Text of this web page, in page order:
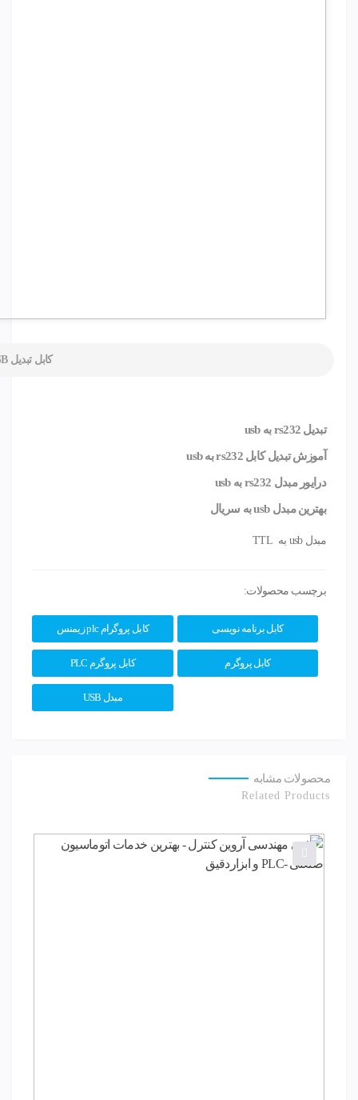
کابل تبدیل USB به سریال RS232 مدل AB125
تبدیل rs232 به usb
آموزش تبدیل کابل rs232 به usb
درایور مبدل rs232به usb
بهترینمبدل usb به سریال
مبدل usb به TTL
برچسب محصولات:
کابل برنامه نویسی کابل پروگرام plc زیمنس
کابل پروگرم کابل پروگرم PLC
مبدل USB
محصولات مشابه
Related Products